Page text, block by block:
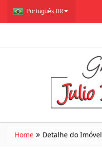
Português BR
Home Detalhe do Imóvel